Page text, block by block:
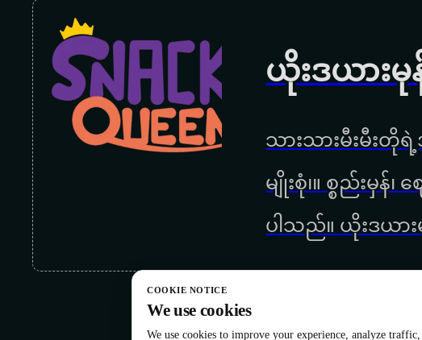
ယိုးဒယား
သားသားမီးမီးတို
မျိုးစုံ၊။ စ္စည်းမှ
ပါသည်။ ယိုးဒယာ
COOKIE NOTICE
We use cookies
We use cookies to improve your experience, analyze